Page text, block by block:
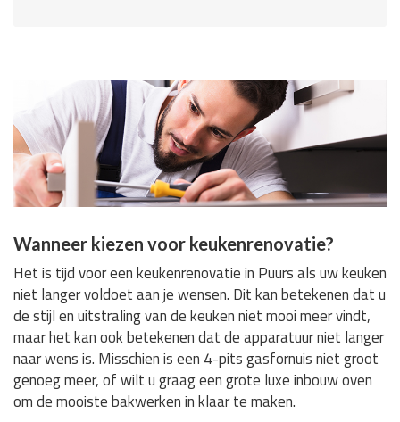
Wanneer kiezen voor keukenrenovatie?
Het is tijd voor een keukenrenovatie in Puurs als uw keuken
niet langer voldoet aan je wensen. Dit kan betekenen dat u
de stijl en uitstraling van de keuken niet mooi meer vindt,
maar het kan ook betekenen dat de apparatuur niet langer
naar wens is. Misschien is een 4-pits gasfornuis niet groot
genoeg meer, of wilt u graag een grote luxe inbouw oven
om de mooiste bakwerken in klaar te maken.